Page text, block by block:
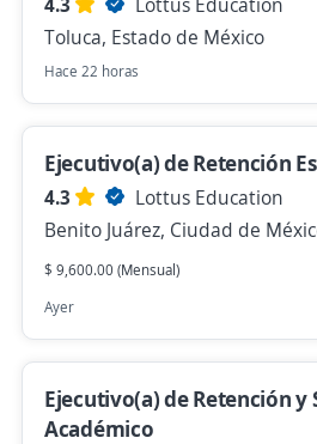
Toluca, Estado de México
Hace 22 horas
Ejecutivo(a) de Retención
4.3
Lottus Education
Benito Juárez, Ciudad de
$ 9,600.00 (Mensual)
Ayer
Ejecutivo(a) de Retención y
Académico